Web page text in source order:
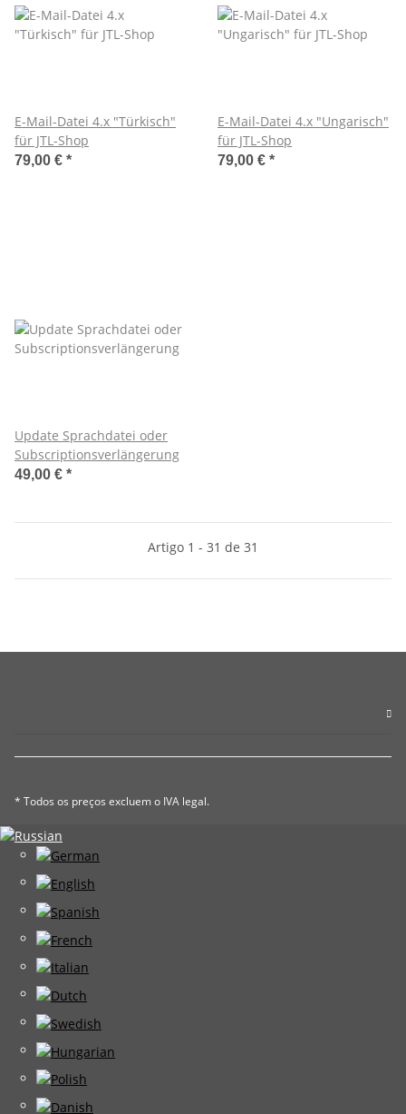
E-Mail-Datei 4.x "Türkisch"
für JTL-Shop
79,00 € *
E-Mail-Datei 4.x "Ungarisch"
für JTL-Shop
79,00 € *
Update Sprachdatei oder
Subscriptionsverlängerung
49,00 € *
Artigo 1 - 31 de 31
* Todos os preços excluem o IVA legal.